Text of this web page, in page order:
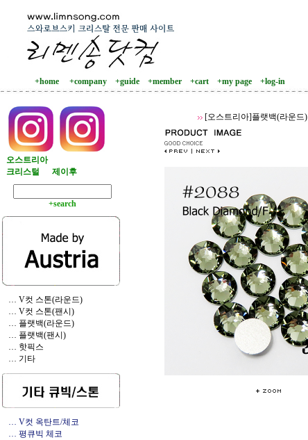
+home +company +guide +member +cart +my page +log-in
오스트리아
크리스털
제이후
+search
… V컷 스톤(라운드)
… V컷 스톤(팬시)
… 플랫백(라운드)
… 플랫백(팬시)
… 핫픽스
… 기타
… V컷 옥탄트/체코
… 평큐빅 체코
[오스트리아]플랫백(라운드)